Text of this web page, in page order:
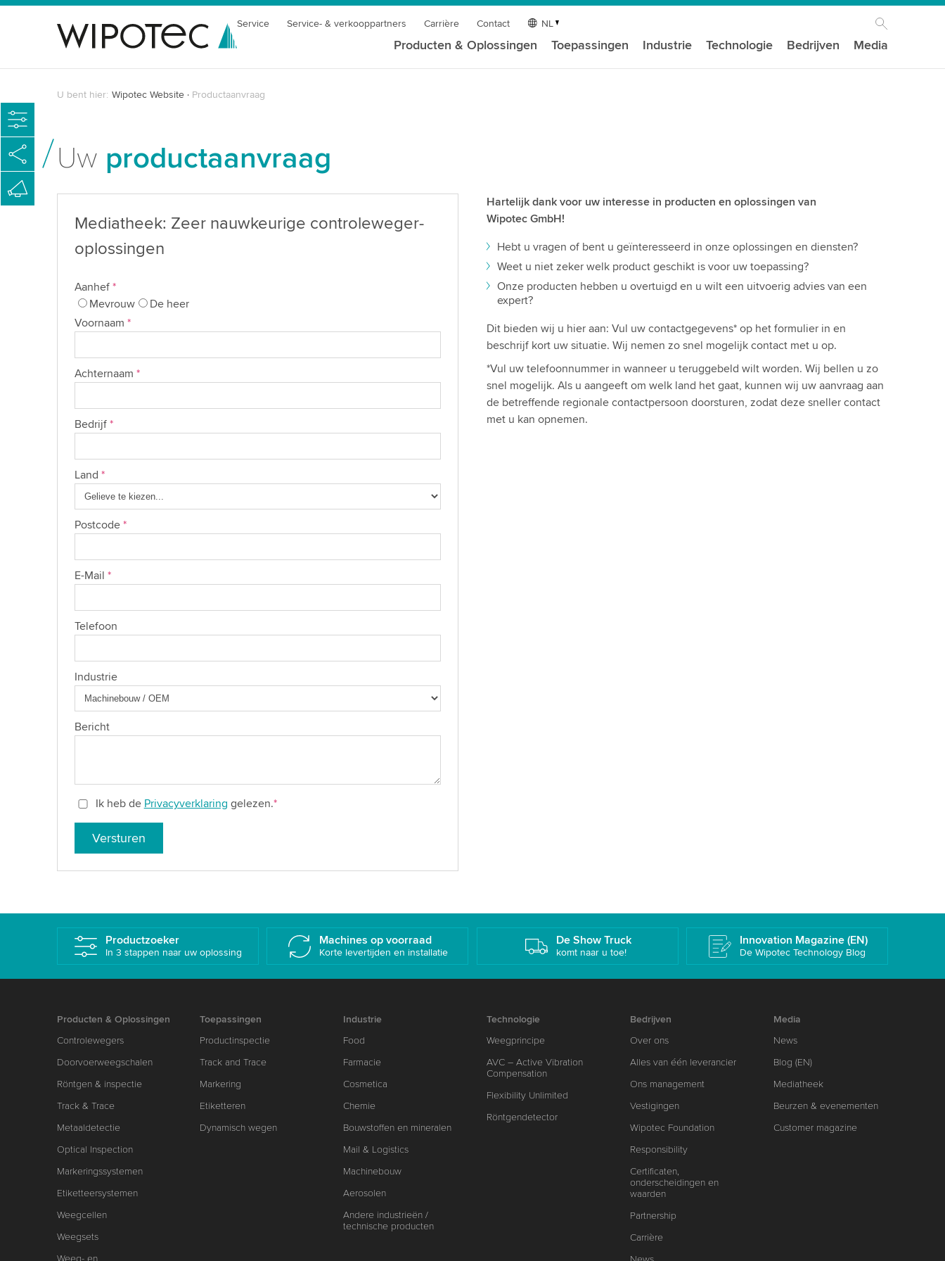
Service Service- & verkooppartners Carrière Contact NL
Producten & Oplossingen Toepassingen Industrie Technologie Bedrijven Media
U bent hier: Wipotec Website Productaanvraag
Uw productaanvraag
Mediatheek: Zeer nauwkeurige controleweger-
oplossingen
Aanhef *
Mevrouw
De heer
Voornaam *
Achternaam *
Bedrijf *
Land *
Postcode *
E-Mail *
Telefoon
Industrie
Bericht
Ik heb de Privacyverklaring gelezen.*
Versturen
Hartelijk dank voor uw interesse in producten en oplossingen van
Wipotec GmbH!
Hebt u vragen of bent u geïnteresseerd in onze oplossingen en diensten?
Weet u niet zeker welk product geschikt is voor uw toepassing?
Onze producten hebben u overtuigd en u wilt een uitvoerig advies van een
expert?
Dit bieden wij u hier aan: Vul uw contactgegevens* op het formulier in en
beschrijf kort uw situatie. Wij nemen zo snel mogelijk contact met u op.
*Vul uw telefoonnummer in wanneer u teruggebeld wilt worden. Wij bellen u zo
snel mogelijk. Als u aangeeft om welk land het gaat, kunnen wij uw aanvraag aan
de betreffende regionale contactpersoon doorsturen, zodat deze sneller contact
met u kan opnemen.
Productzoeker
In 3 stappen naar uw oplossing
Machines op voorraad
Korte levertijden en installatie
De Show Truck
komt naar u toe!
Innovation Magazine (EN)
De Wipotec Technology Blog
Producten & Oplossingen
Controlewegers
Doorvoerweegschalen
Röntgen & inspectie
Track & Trace
Metaaldetectie
Optical Inspection
Markeringssystemen
Etiketteersystemen
Weegcellen
Weegsets
Weeg- en
Toepassingen
Productinspectie
Track and Trace
Markering
Etiketteren
Dynamisch wegen
Industrie
Food
Farmacie
Cosmetica
Chemie
Bouwstoffen en mineralen
Mail & Logistics
Machinebouw
Aerosolen
Andere industrieën /
technische producten
Technologie
Weegprincipe
AVC – Active Vibration
Compensation
Flexibility Unlimited
Röntgendetector
Bedrijven
Over ons
Alles van één leverancier
Ons management
Vestigingen
Wipotec Foundation
Responsibility
Certificaten,
onderscheidingen en
waarden
Partnership
Carrière
Media
News
Blog (EN)
Mediatheek
Beurzen & evenementen
Customer magazine